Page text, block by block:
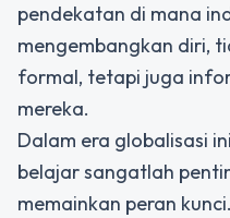
pendekatan di mana
mengembangkan diri,
formal, tetapi juga
mereka.
Dalam era globalisasi
belajar sangatlah
memainkan peran